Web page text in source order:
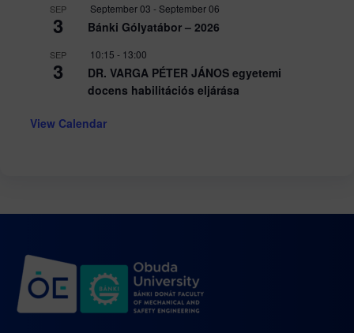
SEP
3
September 03 -September 06
Bánki Gólyatábor – 2026
SEP
3
10:15 - 13:00
DR. VARGA PÉTER JÁNOS egyetemi
docens habilitációs eljárása
View Calendar